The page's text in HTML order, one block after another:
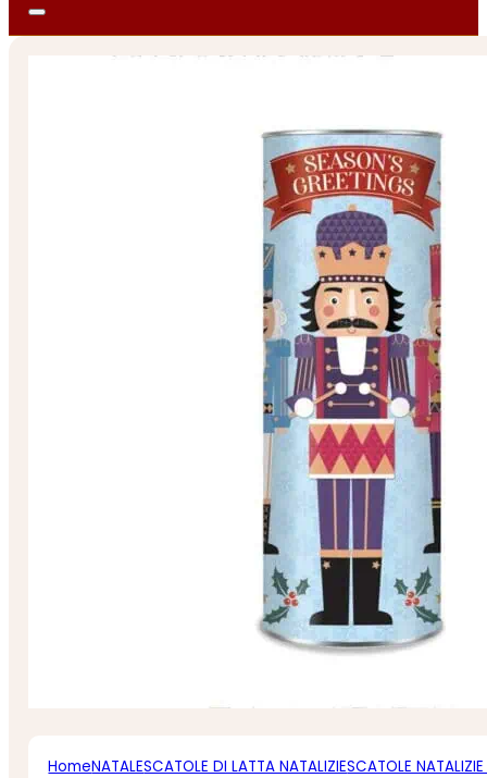
HomeNATALESCATOLE DI LATTA NATALIZIESCATOLE